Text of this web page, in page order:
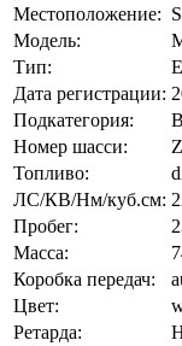
Местоположение:
Модель:
Тип:
Дата регистрации:
Подкатегория:
Номер шасси:
Топливо:
ЛС/КВ/Нм/куб.см:
Пробег:
Масса:
Коробка передач:
Цвет:
Ретарда: